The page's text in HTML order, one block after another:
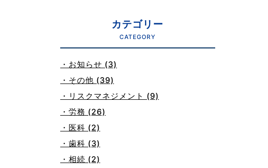
カテゴリー
CATEGORY
・お知らせ (3)
・その他 (39)
・リスクマネジメント (9)
・労務 (26)
・医科 (2)
・歯科 (3)
・相続 (2)